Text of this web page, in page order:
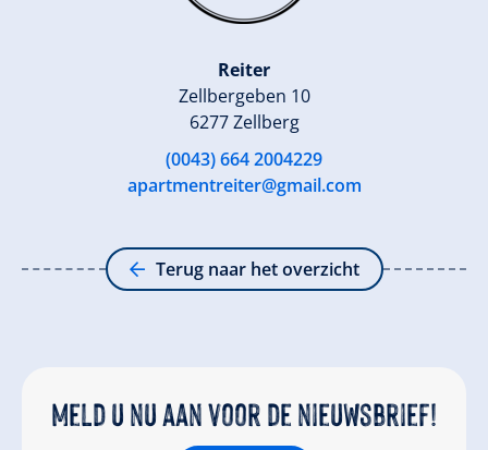
Reiter
Zellbergeben 10
6277 Zellberg
(0043) 664 2004229
apartmentreiter@gmail.com
Terug naar het overzicht
Meld u nu aan voor de nieuwsbrief!